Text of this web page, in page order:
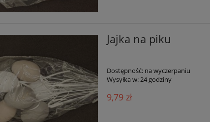
Jajka na piku
Dostępność: na wyczerpaniu
Wysyłka w:24 godziny
9,79 zł